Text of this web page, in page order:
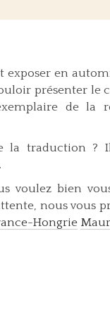
exposer en
présenter le
de la
la traduction ?
voulez bien
nous vous
Hongrie